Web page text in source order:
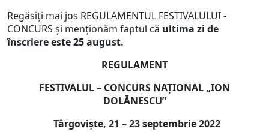
Regăsiți mai jos REGULAMENTUL FESTIVALULUI -
CONCURS și menționăm faptul că ultima zi de
înscriere este 25 august.
REGULAMENT
FESTIVALUL – CONCURS NAŢIONAL „ION
DOLĂNESCU”
Târgovişte, 21 – 23 septembrie 2022